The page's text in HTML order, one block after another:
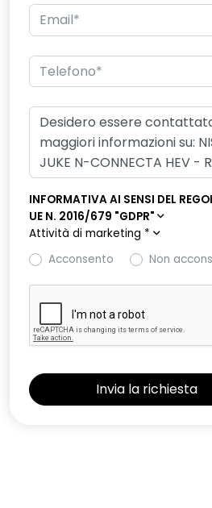
INFORMATIVA AI SENSI DEL
UE N. 2016/679 "GDPR"
Attività di marketing *
Acconsento
Non